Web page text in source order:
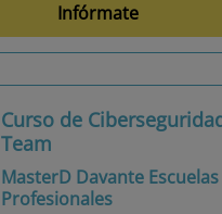
Infórmate
Curso de
Team
MasterD Davante Escuelas
Profesionales